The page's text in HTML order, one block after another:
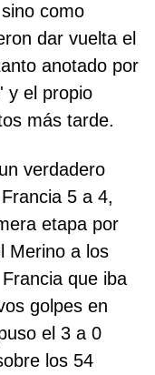
como
dar vuelta el
anotado por
y el propio
más tarde.
verdadero
5 a 4,
etapa por
Merino a los
que iba
golpes en
el 3 a 0
los 54